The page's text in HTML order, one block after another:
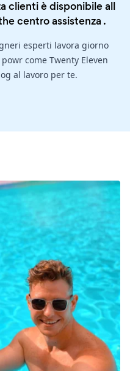
clienti è disponibile all
centro assistenza .
esperti lavora giorno
come Twenty Eleven
al lavoro per te.